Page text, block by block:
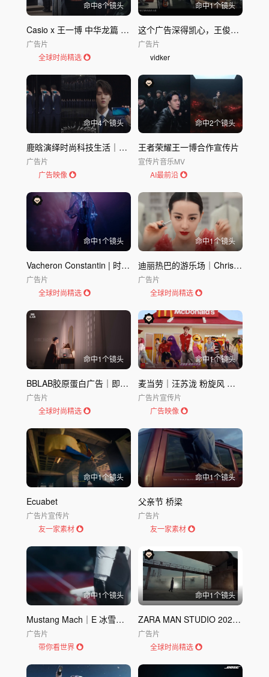
命中8个镜头
Casio x 王一博 中华龙篇 广告｜卡西欧Casio
广告片
全球时尚精选
命中1个镜头
这个广告深得凯心，王俊凯夸克代言人
广告片
vidker
命中4个镜头
鹿晗演绎时尚科技生活｜vivo X27明星
广告片
广告映像
命中2个镜头
王者荣耀王一博合作宣传片
宣传片音乐MV
AI最前沿
命中1个镜头
Vacheron Constantin | 时光之褶，腕间艺术
广告片
全球时尚精选
命中1个镜头
迪丽热巴的游乐场｜Christian迪奥高级定制唇膏
广告片
全球时尚精选
命中1个镜头
BBLAB胶原蛋白广告｜即使时间流逝美丽人的秘密｜BBLAB
广告片
全球时尚精选
命中1个镜头
麦当劳｜汪苏泷 粉旋风 泷情蜜意
广告片宣传片
广告映像
命中1个镜头
Ecuabet
广告片宣传片
友一家素材
命中1个镜头
父亲节 桥梁
广告片
友一家素材
命中1个镜头
Mustang Mach｜E 冰雪挑战
广告片
带你看世界
命中1个镜头
ZARA MAN STUDIO 2023秋冬：都市男士的型格宣言
广告片
全球时尚精选